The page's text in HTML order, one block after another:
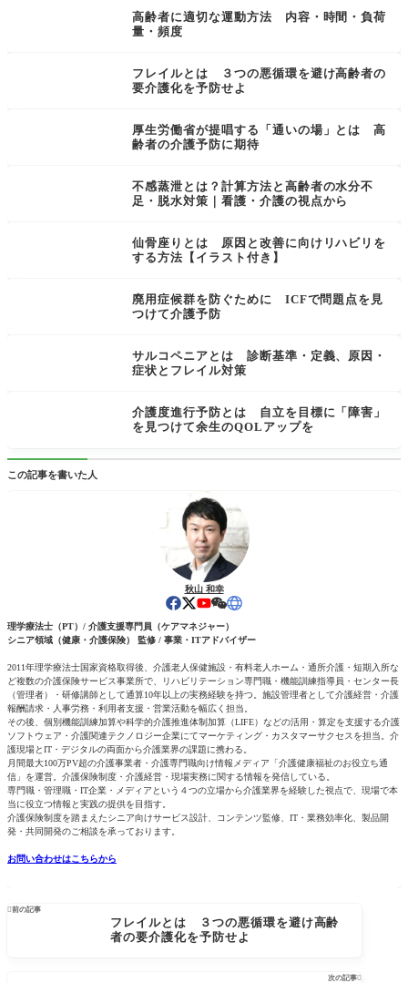
高齢者に適切な運動方法 内容・時間・負荷
量・頻度
フレイルとは ３つの悪循環を避け高齢者の
要介護化を予防せよ
厚生労働省が提唱する「通いの場」とは 高
齢者の介護予防に期待
不感蒸泄とは？計算方法と高齢者の水分不
足・脱水対策｜看護・介護の視点から
仙骨座りとは 原因と改善に向けリハビリを
する方法【イラスト付き】
廃用症候群を防ぐために ICFで問題点を見
つけて介護予防
サルコペニアとは 診断基準・定義、原因・
症状とフレイル対策
介護度進行予防とは 自立を目標に「障害」
を見つけて余生のQOLアップを
この記事を書いた人
秋山 和幸
理学療法士（PT）/ 介護支援専門員（ケアマネジャー）
シニア領域（健康・介護保険） 監修 / 事業・ITアドバイザー
2011年理学療法士国家資格取得後、介護老人保健施設・有料老人ホーム・通所介護・短期入所な
ど複数の介護保険サービス事業所で、リハビリテーション専門職・機能訓練指導員・センター長
（管理者）・研修講師として通算10年以上の実務経験を持つ。施設管理者として介護経営・介護
報酬請求・人事労務・利用者支援・営業活動を幅広く担当。
その後、個別機能訓練加算や科学的介護推進体制加算（LIFE）などの活用・算定を支援する介護
ソフトウェア・介護関連テクノロジー企業にてマーケティング・カスタマーサクセスを担当。介
護現場とIT・デジタルの両面から介護業界の課題に携わる。
月間最大100万PV超の介護事業者・介護専門職向け情報メディア「介護健康福祉のお役立ち通
信」を運営。介護保険制度・介護経営・現場実務に関する情報を発信している。
専門職・管理職・IT企業・メディアという４つの立場から介護業界を経験した視点で、現場で本
当に役立つ情報と実践の提供を目指す。
介護保険制度を踏まえたシニア向けサービス設計、コンテンツ監修、IT・業務効率化、製品開
発・共同開発のご相談を承っております。
お問い合わせはこちらから
前の記事
フレイルとは ３つの悪循環を避け高齢
者の要介護化を予防せよ
次の記事